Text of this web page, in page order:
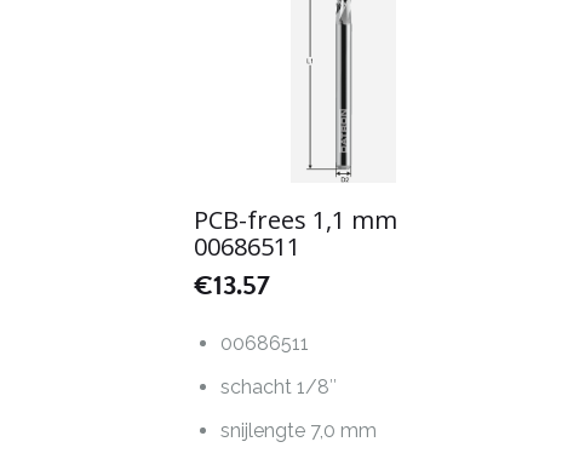
PCB-frees 1,1 mm
00686511
€13.57
00686511
schacht 1/8″
snijlengte 7,0 mm